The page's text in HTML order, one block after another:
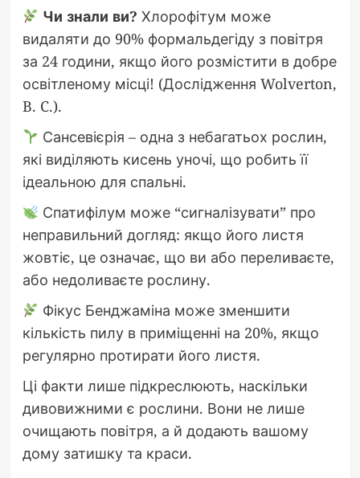
Чи знали ви? Хлорофітум може
видаляти до 90% формальдегіду з повітря
за 24 години, якщо його розмістити в добре
освітленому місці! (Дослідження Wolverton,
B. C.).
Сансевієрія – одна з небагатьох рослин,
які виділяють кисень уночі, що робить її
ідеальною для спальні.
Спатифілум може “сигналізувати” про
неправильний догляд: якщо його листя
жовтіє, це означає, що ви або переливаєте,
або недоливаєте рослину.
Фікус Бенджаміна може зменшити
кількість пилу в приміщенні на 20%, якщо
регулярно протирати його листя.
Ці факти лише підкреслюють, наскільки
дивовижними є рослини. Вони не лише
очищають повітря, а й додають вашому
дому затишку та краси.